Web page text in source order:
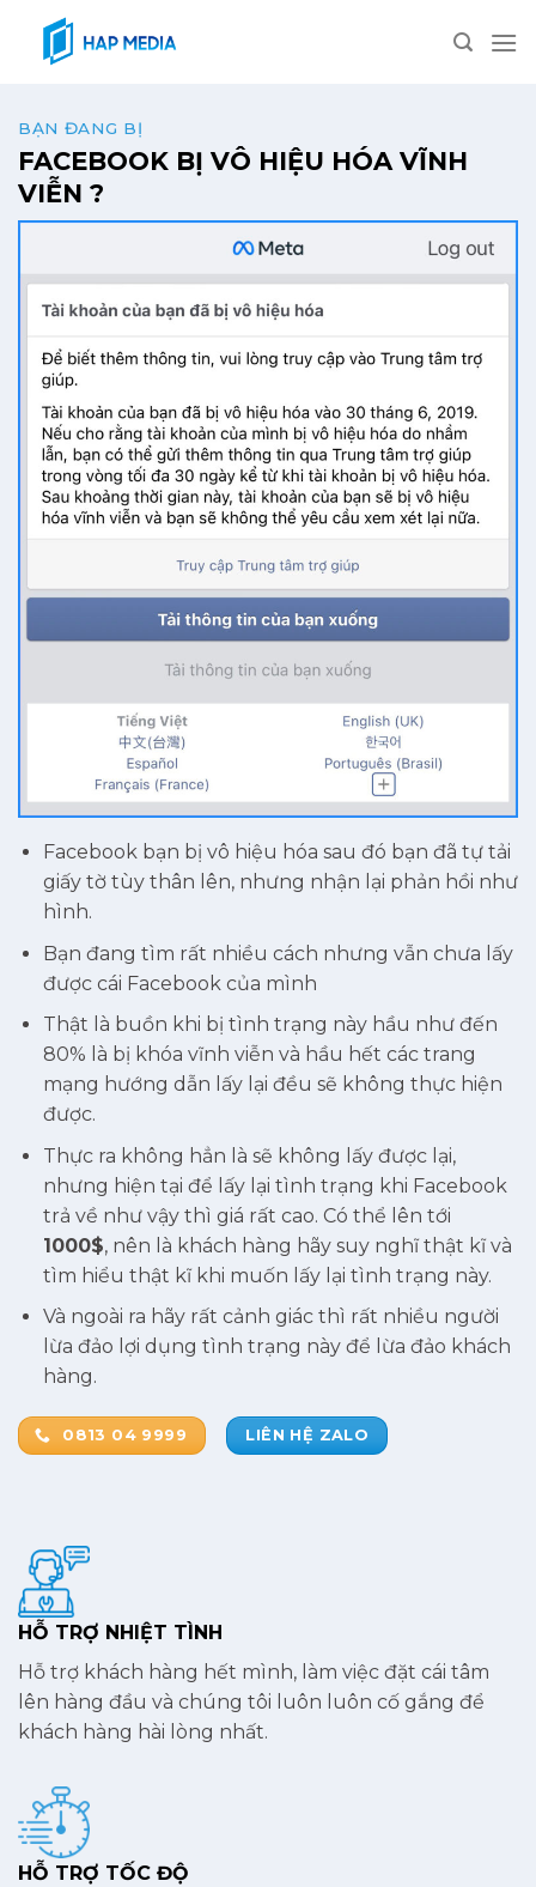
content
BẠN ĐANG BỊ
FACEBOOK BỊ VÔ HIỆU HÓA VĨNH
VIỄN ?
Facebook bạn bị vô hiệu hóa sau đó bạn đã tự tải
giấy tờ tùy thân lên, nhưng nhận lại phản hồi như
hình.
Bạn đang tìm rất nhiều cách nhưng vẫn chưa lấy
được cái Facebook của mình
Thật là buồn khi bị tình trạng này hầu như đến
80% là bị khóa vĩnh viễn và hầu hết các trang
mạng hướng dẫn lấy lại đều sẽ không thực hiện
được.
Thực ra không hẳn là sẽ không lấy được lại,
nhưng hiện tại để lấy lại tình trạng khi Facebook
trả về như vậy thì giá rất cao. Có thể lên tới
1000$, nên là khách hàng hãy suy nghĩ thật kĩ và
tìm hiểu thật kĩ khi muốn lấy lại tình trạng này.
Và ngoài ra hãy rất cảnh giác thì rất nhiều người
lừa đảo lợi dụng tình trạng này để lừa đảo khách
hàng.
0813 04 9999 LIÊN HỆ ZALO
HỖ TRỢ NHIỆT TÌNH
Hỗ trợ khách hàng hết mình, làm việc đặt cái tâm
lên hàng đầu và chúng tôi luôn luôn cố gắng để
khách hàng hài lòng nhất.
HỖ TRỢ TỐC ĐỘ